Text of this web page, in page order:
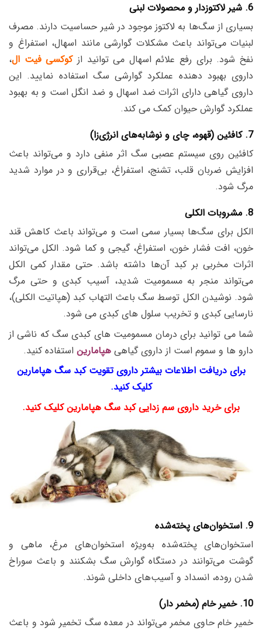
6. شیر لاکتوزدار و محصولات لبنی
بسیاری از سگ‌ها به لاکتوز موجود در شیر حساسیت دارند. مصرف
لبنیات می‌تواند باعث مشکلات گوارشی مانند اسهال، استفراغ و
نفخ شود. برای رفع علائم اسهال می توانید ازکوکسی فیت ال،
داروی بهبود دهنده عملکرد گوارشی سگ استفاده نمایید. این
داروی گیاهی دارای اثرات ضد اسهال و ضد انگل است و به بهبود
عملکرد گوارش حیوان کمک می کند.
7. کافئین (قهوه، چای و نوشابه‌های انرژی‌زا)
کافئین روی سیستم عصبی سگ اثر منفی دارد و می‌تواند باعث
افزایش ضربان قلب، تشنج، استفراغ، بی‌قراری و در موارد شدید
مرگ شود.
8. مشروبات الکلی
الکل برای سگ‌ها بسیار سمی است و می‌تواند باعث کاهش قند
خون، افت فشار خون، استفراغ، گیجی و کما شود. الکل می‌تواند
اثرات مخربی بر کبد آن‌ها داشته باشد. حتی مقدار کمی الکل
می‌تواند منجر به مسمومیت شدید، آسیب کبدی و حتی مرگ
شود. نوشیدن الکل توسط سگ باعث التهاب کبد (هپاتیت الکلی)،
نارسایی کبدی و تخریب سلول های کبدی می شود.
شما می توانید برای درمان مسمومیت های کبدی سگ که ناشی از
دارو ها و سموم است از داروی گیاهی هپامارین استفاده کنید.
برای دریافت اطلاعات بیشتر داروی تقویت کبد سگ هپامارین
کلیک کنید.
برای خرید داروی سم زدایی کبد سگ هپامارین کلیک کنید.
9. استخوان‌های پخته‌شده
استخوان‌های پخته‌شده به‌ویژه استخوان‌های مرغ، ماهی و
گوشت می‌توانند در دستگاه گوارش سگ بشکنند و باعث سوراخ
شدن روده، انسداد و آسیب‌های داخلی شوند.
10. خمیر خام (مخمر دار)
خمیر خام حاوی مخمر می‌تواند در معده سگ تخمیر شود و باعث